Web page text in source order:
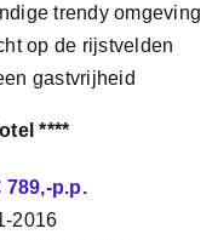
trendy omgeving
op de rijstvelden
gastvrijheid
****
789,-p.p.
2016